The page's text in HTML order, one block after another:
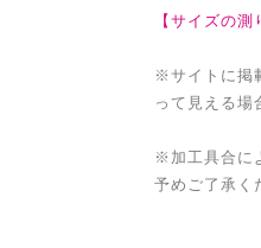
【サイズの
※サイトに掲
って見える場
※加工具合に
予めご了承く